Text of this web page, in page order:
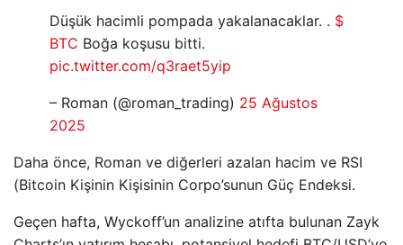
Düşük hacimli pompada yakalanacaklar. . $
BTC Boğa koşusu bitti.
pic.twitter.com/q3raet5yip
– Roman (@roman_trading) 25 Ağustos
2025
Daha önce, Roman ve diğerleri azalan hacim ve RSI
(Bitcoin Kişinin Kişisinin Corpo’sunun Güç Endeksi.
Geçen hafta, Wyckoff’un analizine atıfta bulunan Zayk